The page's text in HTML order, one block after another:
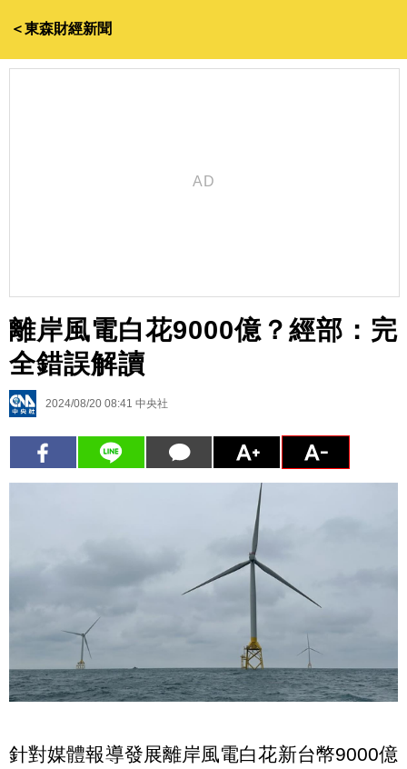
＜東森財經新聞
離岸風電白花9000億？經部：完
全錯誤解讀
2024/08/20 08:41 中央社
針對媒體報導發展離岸風電白花新台幣9000億